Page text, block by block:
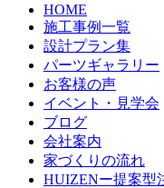
HOME
施工事例一覧
設計プラン集
パーツギャラリー
お客様の声
イベント・見学会
ブログ
会社案内
家づくりの流れ
HUIZENー提案型